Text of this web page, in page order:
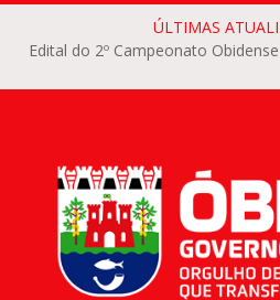
ÚLTIMAS
Edital do 2º Campeonato